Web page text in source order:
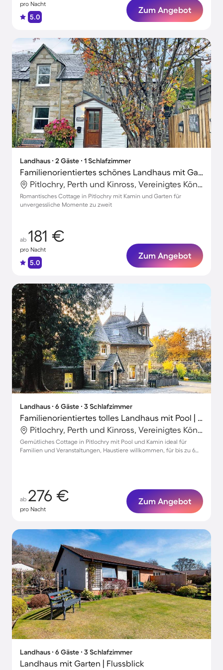
pro Nacht
5.0
Zum Angebot
Landhaus ∙ 2 Gäste ∙ 1 Schlafzimmer
Familienorientiertes schönes Landhaus mit Garten und Grill | Flussblick
Pitlochry, Perth und Kinross, Vereinigtes Königreich
Romantisches Cottage in Pitlochry mit Kamin und Garten für
unvergessliche Momente zu zweit
ab 181 €
pro Nacht
5.0
Zum Angebot
Landhaus ∙ 6 Gäste ∙ 3 Schlafzimmer
Familienorientiertes tolles Landhaus mit Pool | Flussblick | Haustierfreundlich
Pitlochry, Perth und Kinross, Vereinigtes Königreich
Gemütliches Cottage in Pitlochry mit Pool und Kamin ideal für
Familien und Veranstaltungen, Haustiere willkommen, für bis zu 6
ab 276 €
pro Nacht
Zum Angebot
Landhaus ∙ 6 Gäste ∙ 3 Schlafzimmer
Landhaus mit Garten | Flussblick